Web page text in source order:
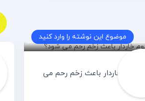
موضوع این نوشته را وارد کنید
کاندوم خاردار باعث زخم رحم می